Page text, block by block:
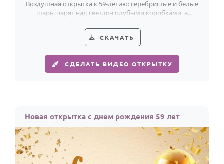
Воздушная открытка к 59-летию: серебристые и белые
шары парят над светло-голубыми коробками, а
СКАЧАТЬ
СДЕЛАТЬ ВИДЕО ОТКРЫТКУ
Новая открытка с днем рождения 59 лет